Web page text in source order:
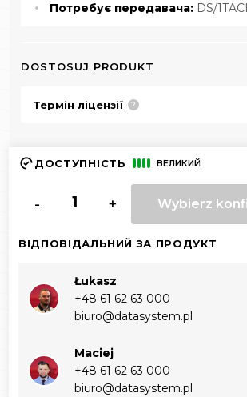
Потребує передавача: DS/
DOSTOSUJ PRODUKT
Термін ліцензії ?
ДОСТУПНІСТЬ ВЕЛИКИЙ
- + Wybierz
ВІДПОВІДАЛЬНИЙ ЗА ПРОДУКТ
Łukasz
+48 61 62 63 000‬
biuro@datasystem.pl
Maciej
+48 61 62 63 000‬
biuro@datasystem.pl